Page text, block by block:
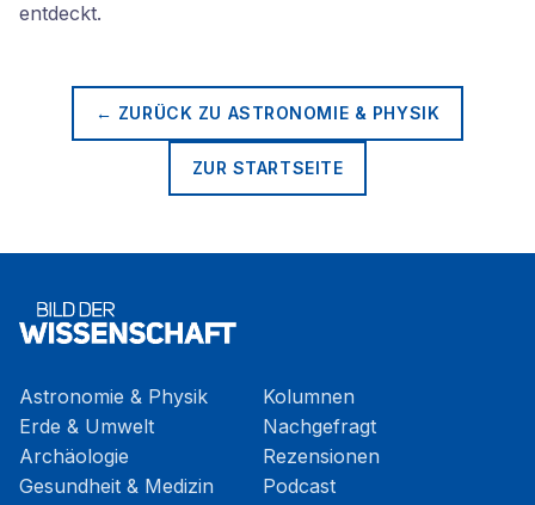
entdeckt.
← ZURÜCK ZU ASTRONOMIE & PHYSIK
ZUR STARTSEITE
Astronomie & Physik
Erde & Umwelt
Archäologie
Gesundheit & Medizin
Kolumnen
Nachgefragt
Rezensionen
Podcast